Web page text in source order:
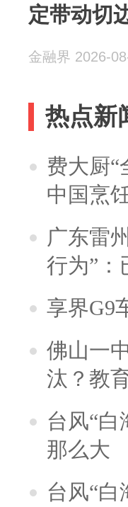
定带动切
金融界 2026-
热点新
费大厨“
中国烹
广东雷
行为”：
享界G9
佛山一
汰？教
台风“白
那么大
台风“白